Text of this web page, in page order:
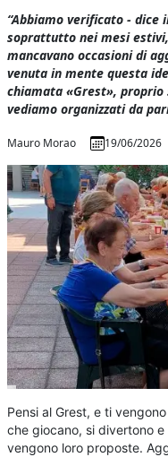
“Abbiamo verificato - dice
soprattutto nei mesi
mancavano occasioni di
venuta in mente questa
chiamata «Grest», proprio
vediamo organizzati da
Mauro Morao 19/06/2026
Pensi al Grest, e ti
che giocano, si divertono
vengono loro proposte.